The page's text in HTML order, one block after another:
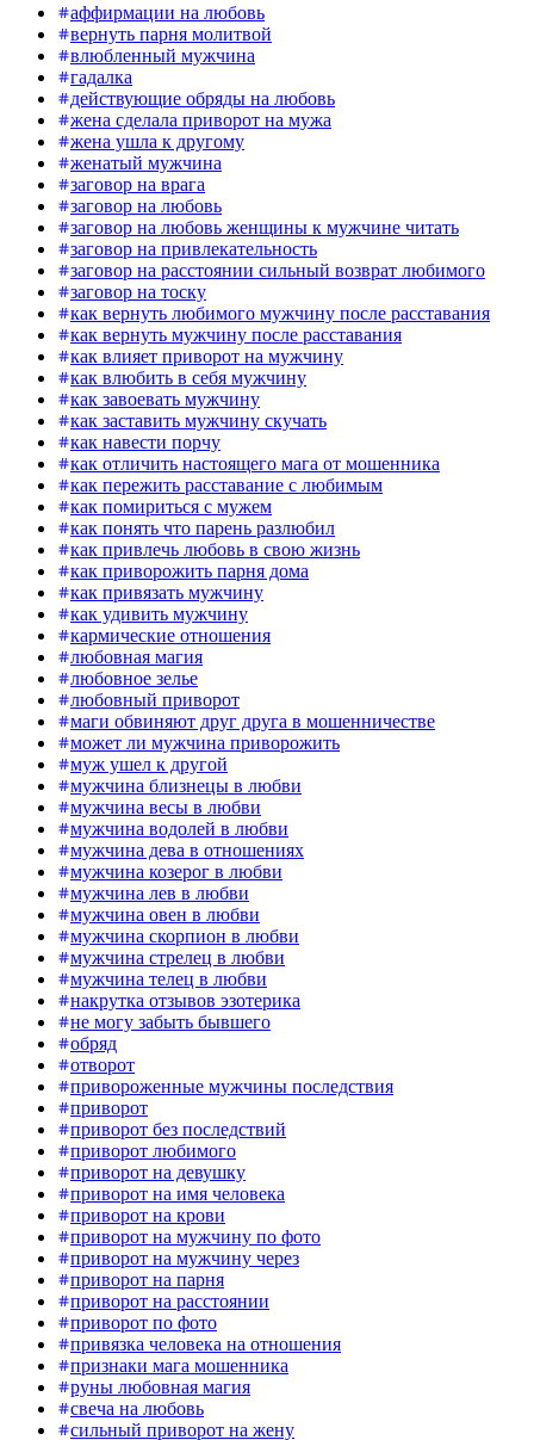
аффирмации на любовь
вернуть парня молитвой
влюбленный мужчина
гадалка
действующие обряды на любовь
жена сделала приворот на мужа
жена ушла к другому
женатый мужчина
заговор на врага
заговор на любовь
заговор на любовь женщины к мужчине читать
заговор на привлекательность
заговор на расстоянии сильный возврат любимого
заговор на тоску
как вернуть любимого мужчину после расставания
как вернуть мужчину после расставания
как влияет приворот на мужчину
как влюбить в себя мужчину
как завоевать мужчину
как заставить мужчину скучать
как навести порчу
как отличить настоящего мага от мошенника
как пережить расставание с любимым
как помириться с мужем
как понять что парень разлюбил
как привлечь любовь в свою жизнь
как приворожить парня дома
как привязать мужчину
как удивить мужчину
кармические отношения
любовная магия
любовное зелье
любовный приворот
маги обвиняют друг друга в мошенничестве
может ли мужчина приворожить
муж ушел к другой
мужчина близнецы в любви
мужчина весы в любви
мужчина водолей в любви
мужчина дева в отношениях
мужчина козерог в любви
мужчина лев в любви
мужчина овен в любви
мужчина скорпион в любви
мужчина стрелец в любви
мужчина телец в любви
накрутка отзывов эзотерика
не могу забыть бывшего
обряд
отворот
привороженные мужчины последствия
приворот
приворот без последствий
приворот любимого
приворот на девушку
приворот на имя человека
приворот на крови
приворот на мужчину по фото
приворот на мужчину через
приворот на парня
приворот на расстоянии
приворот по фото
привязка человека на отношения
признаки мага мошенника
руны любовная магия
свеча на любовь
сильный приворот на жену